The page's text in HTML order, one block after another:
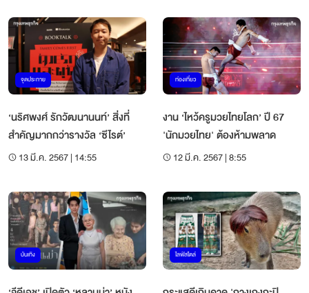
จุดประกาย
‘นริศพงศ์ รักวัฒนานนท์’ สิ่งที่
สำคัญมากกว่ารางวัล ‘ซีไรต์’
13 มี.ค. 2567 | 14:55
ท่องเที่ยว
งาน ‘ไหว้ครูมวยไทยโลก’ ปี 67
'นักมวยไทย' ต้องห้ามพลาด
12 มี.ค. 2567 | 8:55
บันเทิง ไลฟ์สไตล์